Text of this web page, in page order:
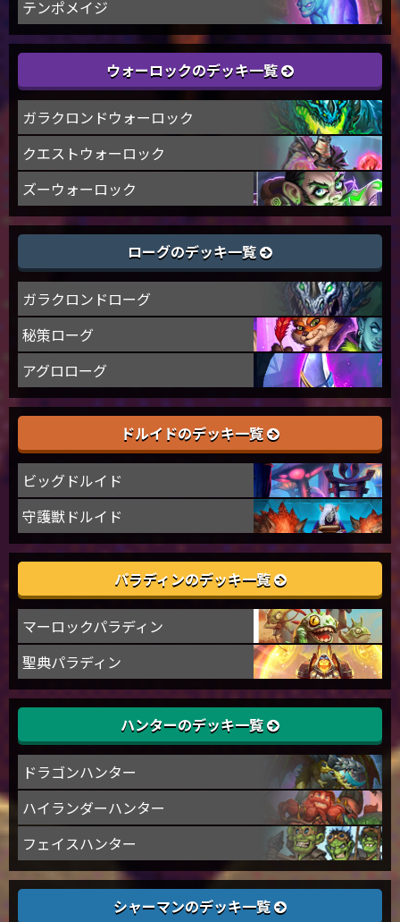
テンポメイジ
ウォーロックのデッキ一覧
ガラクロンドウォーロック
クエストウォーロック
ズーウォーロック
ローグのデッキ一覧
ガラクロンドローグ
秘策ローグ
アグロローグ
ドルイドのデッキ一覧
ビッグドルイド
守護獣ドルイド
パラディンのデッキ一覧
マーロックパラディン
聖典パラディン
ハンターのデッキ一覧
ドラゴンハンター
ハイランダーハンター
フェイスハンター
シャーマンのデッキ一覧